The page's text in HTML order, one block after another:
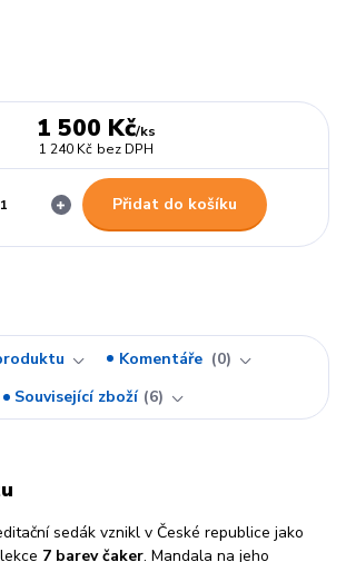
1 500 Kč/ks
1 240 Kč bez DPH
Přidat do košíku
Komentáře
0
Související zboží 6
sedák vznikl v České republice jako
7 barev čaker. Mandala na jeho